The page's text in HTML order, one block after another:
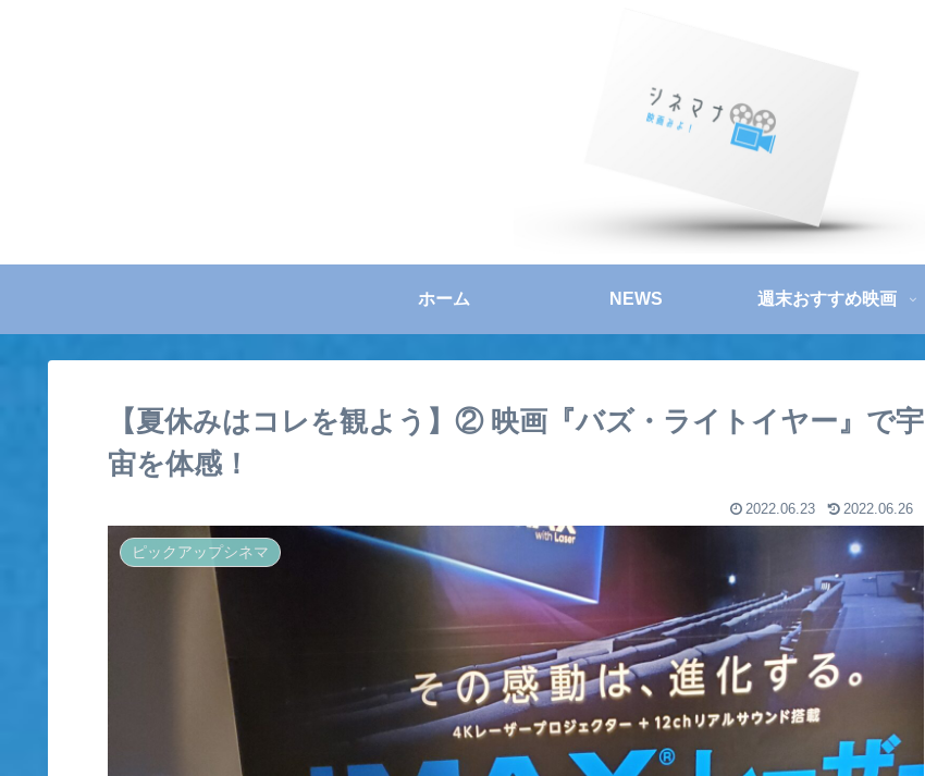
ホーム NEWS 週末おすすめ映画
【夏休みはコレを観よう】② 映画『バズ・ライトイヤー』で宇
宙を体感！
2022.06.23 2022.06.26
ピックアップシネマ